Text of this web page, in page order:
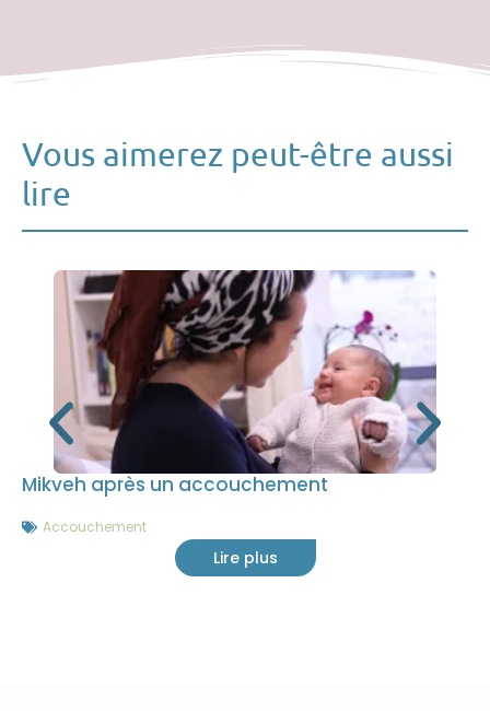
Vous aimerez peut-être aussi
lire
Mikveh après un accouchement
Accouchement
Lire plus